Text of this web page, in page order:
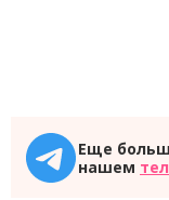
Еще
нашем